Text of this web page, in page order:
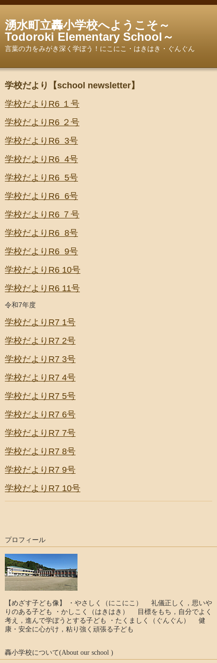
湧水町立轟小学校へようこそ～
Todoroki Elementary School～
言葉の力をみがき深く学ぼう！にこにこ・はきはき・ぐんぐん
学校だより【school newsletter】
学校だよりR6 １号
学校だよりR6 ２号
学校だよりR6 3号
学校だよりR6 4号
学校だよりR6 5号
学校だよりR6 6号
学校だよりR6 ７号
学校だよりR6 8号
学校だよりR6 9号
学校だよりR6 10号
学校だよりR6 11号
令和7年度
学校だよりR7 1号
学校だよりR7 2号
学校だよりR7 3号
学校だよりR7 4号
学校だよりR7 5号
学校だよりR7 6号
学校だよりR7 7号
学校だよりR7 8号
学校だよりR7 9号
学校だよりR7 10号
プロフィール
【めざす子ども像】 ・やさしく（にこにこ） 礼儀正しく，思いや
りのある子ども ・かしこく（はきはき） 目標をもち，自分でよく
考え，進んで学ぼうとする子ども ・たくましく（ぐんぐん） 健
康・安全に心がけ，粘り強く頑張る子ども
轟小学校について(About our school )